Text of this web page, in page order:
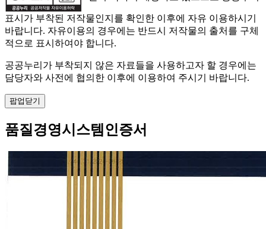
표시가 부착된 저작물인지를 확인한 이후에 자유 이용하시기
바랍니다. 자유이용의 경우에는 반드시 저작물의 출처를 구체
적으로 표시하여야 합니다.
공공누리가 부착되지 않은 자료들을 사용하고자 할 경우에는
담당자와 사전에 협의한 이후에 이용하여 주시기 바랍니다.
팝업닫기
품질경영시스템인증서